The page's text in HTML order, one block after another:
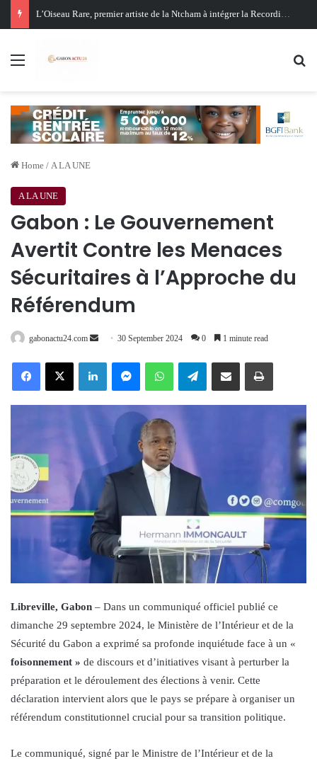
Oligui Nguema au Ghana : Libreville mise sur Accra pour renforcer sa stratégie diplomatique et économique
Menu
Home / A LA UNE
A LA UNE
Gabon : Le Gouvernement
Avertit Contre les Menaces
Sécuritaires à l’Approche du
Référendum
gabonactu24.com
Send 30 September 2024 0 1 minute read
FacebookX LinkedInMessengerWhatsAppTelegramShare via Email Print
Libreville, Gabon – Dans un communiqué officiel publié ce
dimanche 29 septembre 2024, le Ministère de l’Intérieur et de la
Sécurité du Gabon a exprimé sa profonde inquiétude face à un «
foisonnement » de discours et d’initiatives visant à perturber la
préparation et le déroulement des élections à venir. Cette
déclaration intervient alors que le pays se prépare à organiser un
référendum constitutionnel crucial pour sa transition politique.
Le communiqué, signé par le Ministre de l’Intérieur et de la